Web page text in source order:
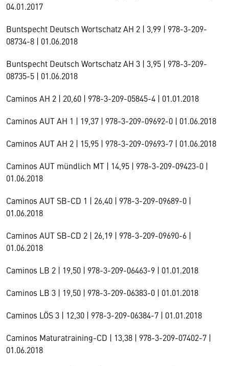
04.01.2017
Buntspecht Deutsch Wortschatz AH 2 | 3,99 | 978-3-209-
08734-8 | 01.06.2018
Buntspecht Deutsch Wortschatz AH 3 | 3,95 | 978-3-209-
08735-5 | 01.06.2018
Caminos AH 2 | 20,60 | 978-3-209-05845-4 | 01.01.2018
Caminos AUT AH 1 | 19,37 | 978-3-209-09692-0 | 01.06.2018
Caminos AUT AH 2 | 15,95 | 978-3-209-09693-7 | 01.06.2018
Caminos AUT mündlich MT | 14,95 | 978-3-209-09423-0 |
01.06.2018
Caminos AUT SB-CD 1 | 26,40 | 978-3-209-09689-0 |
01.06.2018
Caminos AUT SB-CD 2 | 26,19 | 978-3-209-09690-6 |
01.06.2018
Caminos LB 2 | 19,50 | 978-3-209-06463-9 | 01.01.2018
Caminos LB 3 | 19,50 | 978-3-209-06383-0 | 01.01.2018
Caminos LÖS 3 | 12,30 | 978-3-209-06384-7 | 01.01.2018
Caminos Maturatraining-CD | 13,38 | 978-3-209-07402-7 |
01.06.2018